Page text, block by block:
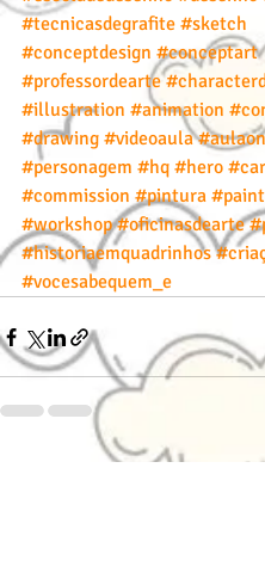
#tecnicasdegrafite #sketch
#conceptdesign #conceptart
#professordearte
#illustration #animation
#drawing #videoaula
#personagem #hq #hero
#commission #pintura #paint
#workshop #oficinasdearte
#historiaemquadrinhos
#vocesabequem_e